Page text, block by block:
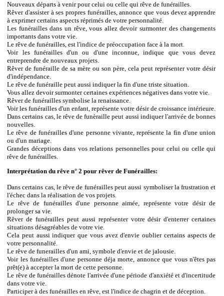
Nouveaux départs à venir pour celui ou celle qui rêve de funérailles.
Rêver d'assister à ses propres funérailles, annonce que vous devez apprendre
à exprimer certains aspects réprimés de votre personnalité.
Les funérailles dans un rêve, vous allez devoir surmonter des changements
importants dans votre vie.
Le rêve de funérailles, est l'indice de préoccupation face à la mort.
Voir les funérailles d'un ou d'une inconnue, indique que vous devez
entreprendre de nouveaux projets.
Rêver de funéraille de sa mère ou son père, cela peut représenter votre désir
d'indépendance.
Le rêve de funéraille peut aussi indiquer la fin d'une triste situation.
Vous allez devoir surmonter certaines expériences négatives dans votre vie.
Rêver de funérailles symbolise la renaissance.
Voir les funérailles d'un enfant, représente votre désir de croissance intérieure.
Dans certains cas, le rêve de funèraille peut aussi indiquer l'arrivée de bonnes
nouvelles.
Le rêve de funérailles d'une personne vivante, représente la fin d'une union
ou d'un mariage.
Grandes déceptions dans vos relations personnelles pour celui ou celle qui
rêve de funérailles.
Interprétation du rêve n° 2 pour rêver de Funérailles:
Dans certains cas, le rêve de funérailles peut aussi symboliser la frustration et
l'échec dans la réalisation de vos projets.
Le rêve de funérailles d'une personne aimée, représente votre désir de
prolonger sa vie.
Rêver de funérailles peut aussi représenter votre désir d'enterrer certaines
situations désagréables de votre vie.
Cela peut aussi indiquer que vous avez d'envie oublier certains aspects de
votre personnalité.
Le rêve de funerailles d'un ami, symbole d'envie et de jalousie.
Voir les funérailles d'une personne déja morte, annonce que vous n'êtes pas
prêt(e) à accepter la mort de cette personne.
Le rêve de funérailles dénote l'arrivée d'une période d'anxiété et d'incertitude
dans votre vie.
Participer à des funérailles en rêve, est l'indice de chagrin et de déception.